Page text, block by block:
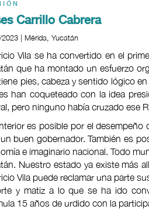
Carrillo Cabrera
| Mérida, Yucatán
Vila se ha convertido en el
que ha montado un esfuerzo
pies, cabeza y sentido lógico
han coqueteado con la idea
pero ninguno había cruzado ese
es posible por el desempeño
buen gobernador. También es
e imaginario nacional. Todo
Nuestro estado ya existe más
Vila puede reclamar una parte
y matiz a lo que se ha ido
15 años de urdido con la